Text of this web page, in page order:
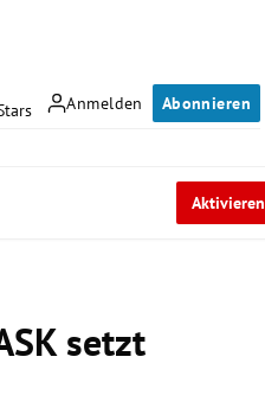
Anmelden Abonnieren
Aktivieren
setzt